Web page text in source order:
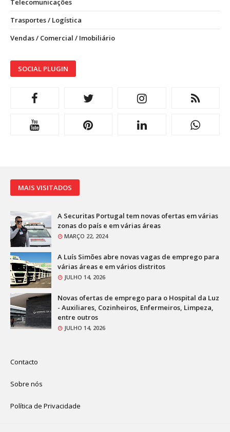
Telecomunicações
Trasportes / Logística
Vendas / Comercial / Imobiliário
SOCIAL PLUGIN
MAIS VISITADOS
A Securitas Portugal tem novas ofertas em várias
zonas do país e em várias áreas
MARÇO 22, 2024
A Luís Simões abre novas vagas de emprego para
várias áreas e em vários distritos
JULHO 14, 2026
Novas ofertas de emprego para o Hospital da Luz
- Auxiliares, Cozinheiros, Enfermeiros, Limpeza,
entre outros
JULHO 14, 2026
Contacto
Sobre nós
Política de Privacidade